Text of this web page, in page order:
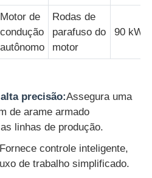
Motor de
condução
autônomo
Rodas de
parafuso do
motor
90 kW
precisão:Assegura uma
de arame armado
linhas de produção.
Fornece controle inteligente,
de trabalho simplificado.